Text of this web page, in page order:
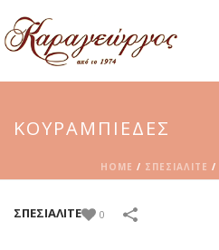
ΚΟΥΡΑΜΠΙΈΔΕΣ
HOME / ΣΠΕΣΙΑΛΙΤΈ /
ΣΠΕΣΙΑΛΙΤΈ 0